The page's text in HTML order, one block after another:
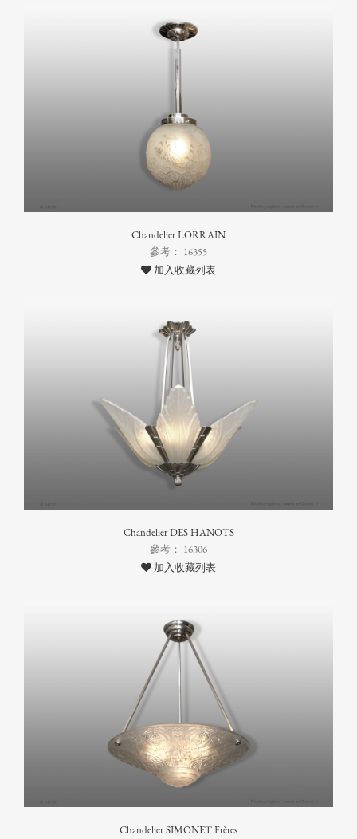
Chandelier LORRAIN
參考： 16355
加入收藏列表
Chandelier DES HANOTS
參考： 16306
加入收藏列表
Chandelier SIMONET Frères